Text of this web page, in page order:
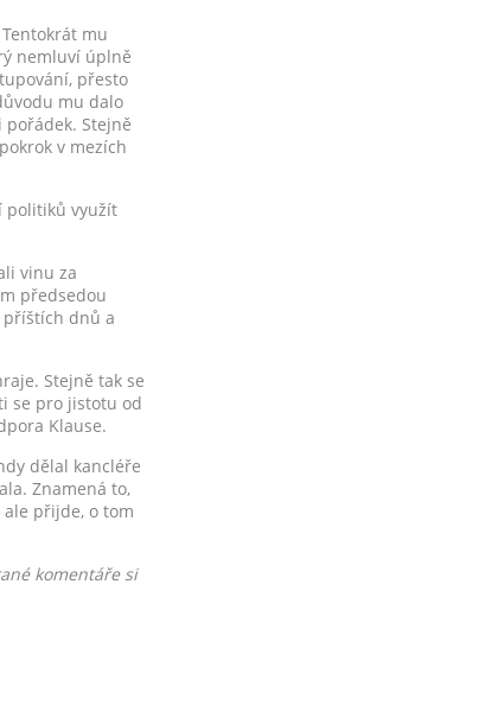
mu
nemluví úplně
přesto
mu dalo
Stejně
v mezích
politiků využít
vinu za
předsedou
příštích dnů a
Stejně tak se
se pro jistotu od
Klause.
dělal kancléře
Znamená to,
přijde, o tom
komentáře si